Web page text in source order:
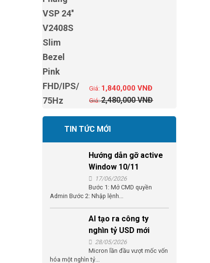
2,480,000VNĐ
1,840,000VNĐ
TIN TỨC MỚI
Hướng dẫn gỡ active
Window 10/11
17/06/2026
Bước 1: Mở CMD quyền
Admin Bước 2: Nhập lệnh...
AI tạo ra công ty
nghìn tỷ USD mới
28/05/2026
Micron lần đầu vượt mốc vốn
hóa một nghìn tỷ...